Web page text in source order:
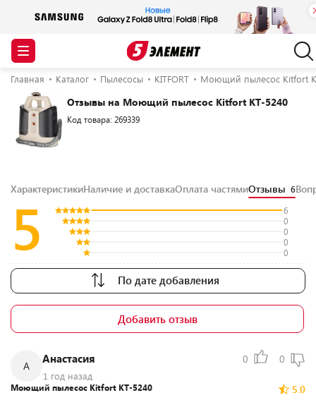
Главная Каталог Пылесосы KITFORT Моющий пылесос Kitfort
Отзывы на Моющий пылесос Kitfort КТ-5240
Код товара: 269339
ХарактеристикиНаличие и доставкаОплата частямиОтзывы 6
5
6
0
0
0
0
По дате добавления
Добавить отзыв
А
Анастасия
1 год назад
0 0
5.0
Моющий пылесос Kitfort КТ-5240